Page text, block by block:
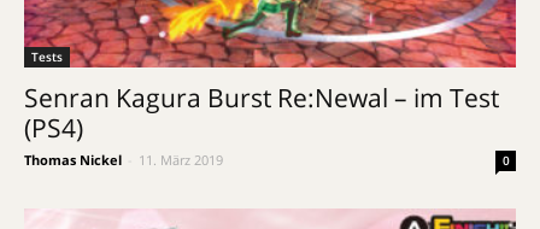
Tests
Senran Kagura Burst Re:Newal – im Test
(PS4)
Thomas Nickel 11. März 2019 0